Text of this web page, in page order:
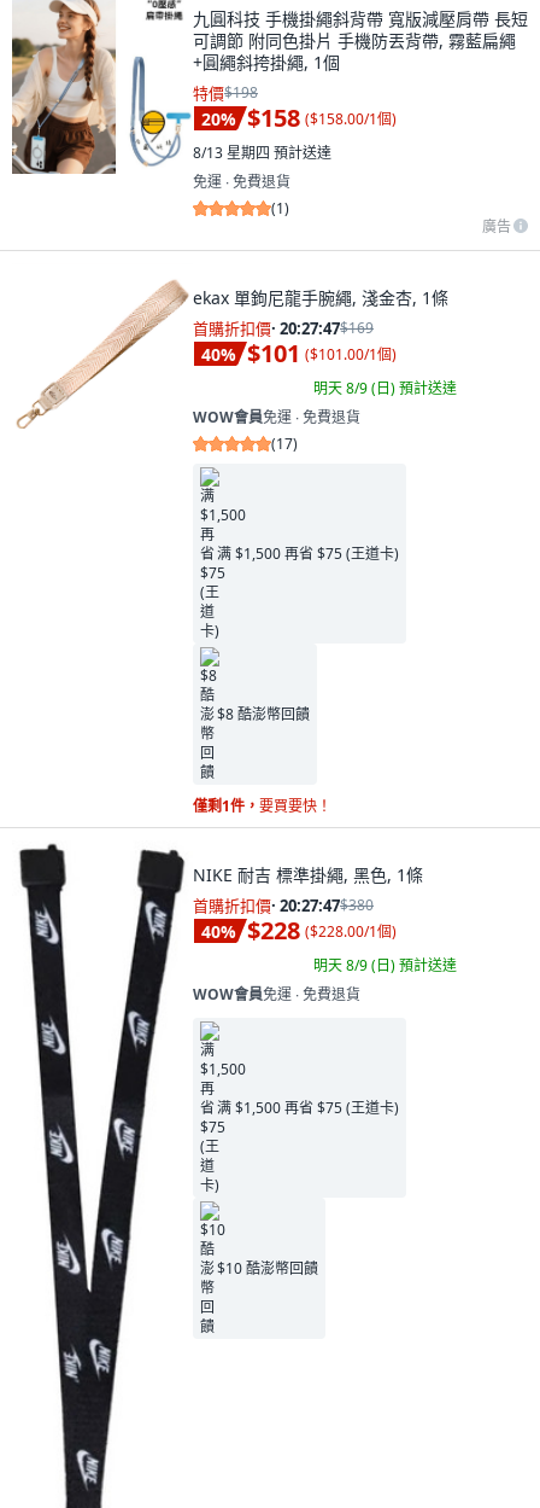
九圓科技 手機掛繩斜背帶 寬版減壓肩帶 長短
可調節 附同色掛片 手機防丟背帶, 霧藍扁繩
+圓繩斜挎掛繩, 1個
特價$198
20% $158 ($158.00/1個)
8/13 星期四 預計送達
免運 ∙ 免費退貨
(1)
廣告
ekax 單鉤尼龍手腕繩, 淺金杏, 1條
首購折扣價· 20:27:46$169
40% $101 ($101.00/1個)
明天 8/9 (日)預計送達
WOW會員免運 ∙ 免費退貨
(17)
满 $1,500 再省 $75 (王道卡)
$8 酷澎幣回饋
僅剩1件， 要買要快！
NIKE 耐吉 標準掛繩, 黑色, 1條
首購折扣價· 20:27:46$380
40% $228 ($228.00/1個)
明天 8/9 (日)預計送達
WOW會員免運 ∙ 免費退貨
满 $1,500 再省 $75 (王道卡)
$10 酷澎幣回饋